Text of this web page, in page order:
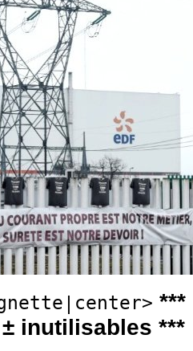
***
inutilisables ***